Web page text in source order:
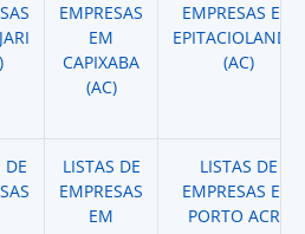
EMPRESAS
EM
CAPIXABA
(AC)
EMPRESAS EM
EPITACIOLANDIA
(AC)
DE
LISTAS DE
EMPRESAS
EM
LISTAS DE
EMPRESAS EM
PORTO ACRE